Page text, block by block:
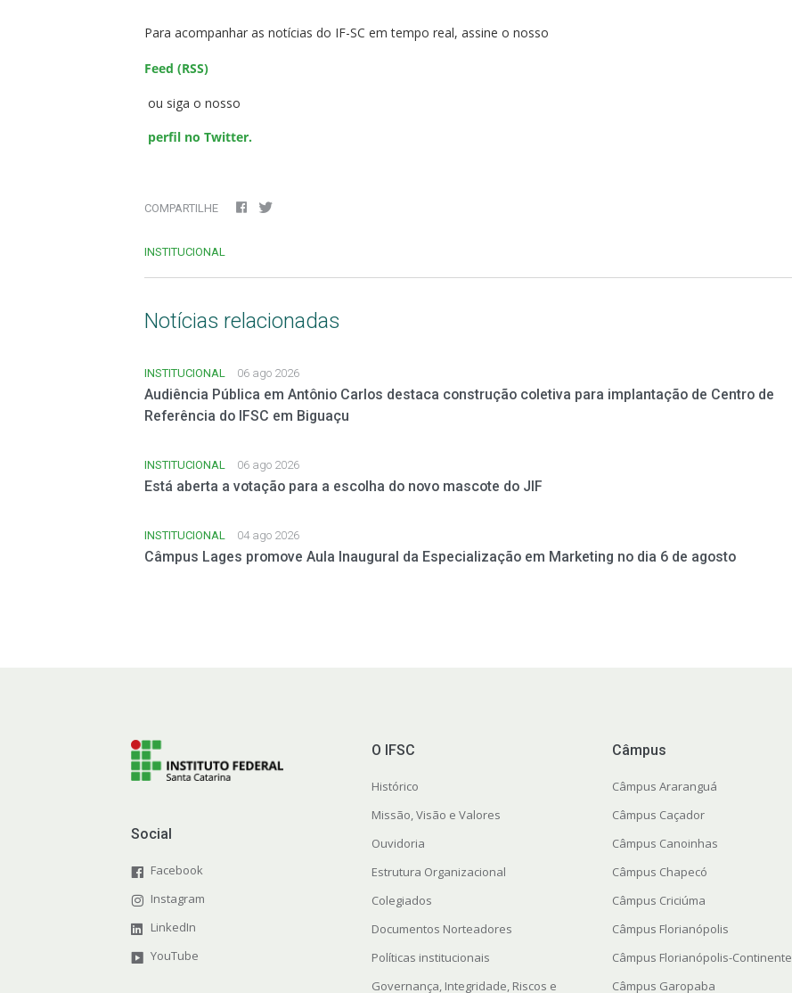
Para acompanhar as notícias do IF-SC em tempo real, assine o nosso
Feed (RSS)
ou siga o nosso
perfil no Twitter.
COMPARTILHE
INSTITUCIONAL
Notícias relacionadas
INSTITUCIONAL 06 ago 2026
Audiência Pública em Antônio Carlos destaca construção coletiva para implantação de Centro de
Referência do IFSC em Biguaçu
INSTITUCIONAL 06 ago 2026
Está aberta a votação para a escolha do novo mascote do JIF
INSTITUCIONAL 04 ago 2026
Câmpus Lages promove Aula Inaugural da Especialização em Marketing no dia 6 de agosto
Social
Facebook
Instagram
LinkedIn
YouTube
O IFSC
Histórico
Missão, Visão e Valores
Ouvidoria
Estrutura Organizacional
Colegiados
Documentos Norteadores
Políticas institucionais
Governança, Integridade, Riscos e
Câmpus
Câmpus Araranguá
Câmpus Caçador
Câmpus Canoinhas
Câmpus Chapecó
Câmpus Criciúma
Câmpus Florianópolis
Câmpus Florianópolis-Continente
Câmpus Garopaba